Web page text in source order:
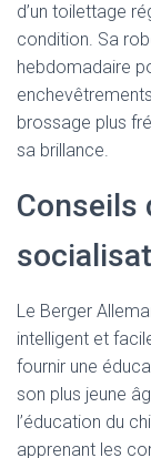
d’un toilettage
condition. Sa
hebdomadaire
brossage plus
sa brillance.
Conseils
Le Berger
intelligent et
fournir une
son plus jeune
l’éducation du
apprenant les